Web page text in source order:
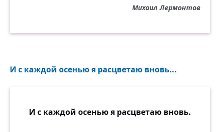
Михаил Лермонтов
И с каждой осенью я расцветаю вновь...
И с каждой осенью я расцветаю вновь.